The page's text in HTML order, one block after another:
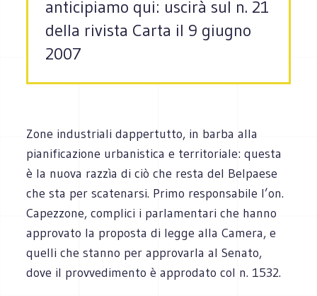
anticipiamo qui: uscirà sul n. 21
della rivista Carta il 9 giugno
2007
Zone industriali dappertutto, in barba alla
pianificazione urbanistica e territoriale: questa
è la nuova razzìa di ciò che resta del Belpaese
che sta per scatenarsi. Primo responsabile l’on.
Capezzone, complici i parlamentari che hanno
approvato la proposta di legge alla Camera, e
quelli che stanno per approvarla al Senato,
dove il provvedimento è approdato col n. 1532.